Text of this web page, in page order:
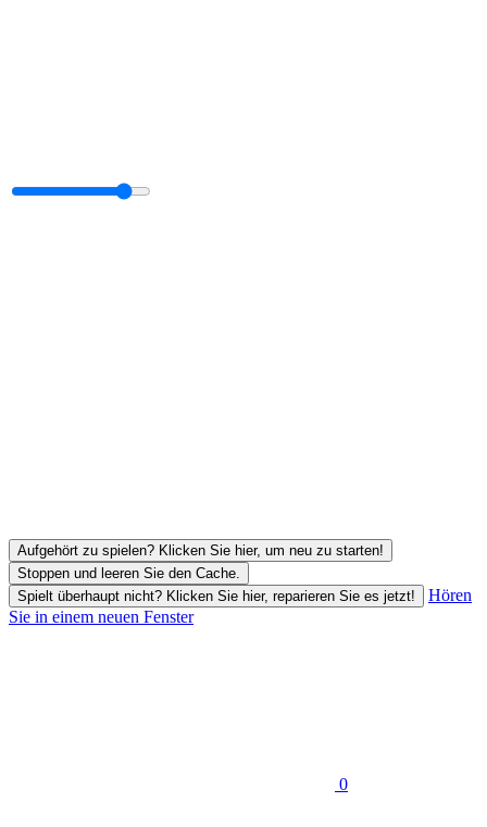
Aufgehört zu spielen? Klicken Sie hier, um neu zu starten!
Stoppen und leeren Sie den Cache.
Spielt überhaupt nicht? Klicken Sie hier, reparieren Sie es jetzt!
Hören
Sie in einem neuen Fenster
0